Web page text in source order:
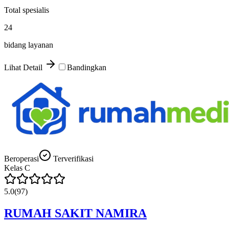
Total spesialis
24
bidang layanan
Lihat Detail Bandingkan
Beroperasi
Terverifikasi
Kelas C
5.0(97)
RUMAH SAKIT NAMIRA